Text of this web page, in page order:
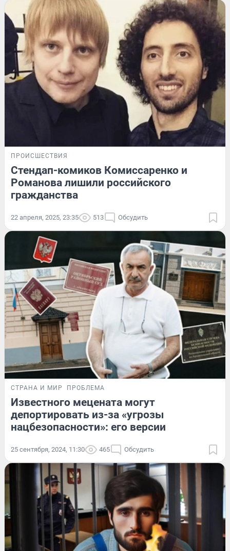
ПРОИСШЕСТВИЯ
Стендап-комиков Комиссаренко и
Романова лишили российского
гражданства
22 апреля, 2025, 23:35 513 Обсудить
СТРАНА И МИР ПРОБЛЕМА
Известного мецената могут
депортировать из-за «угрозы
нацбезопасности»: его версии
25 сентября, 2024, 11:30 465 Обсудить